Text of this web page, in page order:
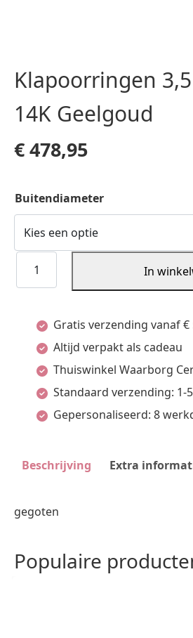
Klapoorringen
14K Geelgoud
€478,95
Buitendiameter
Klapoorringen
3,5
Vlak
Geelgoud
aantal
In
Gratis verzending vanaf €
Altijd verpakt als cadeau
Thuiswinkel Waarborg
Standaard verzending: 1-
Gepersonaliseerd: 8
Beschrijving Extra
gegoten
Populaire